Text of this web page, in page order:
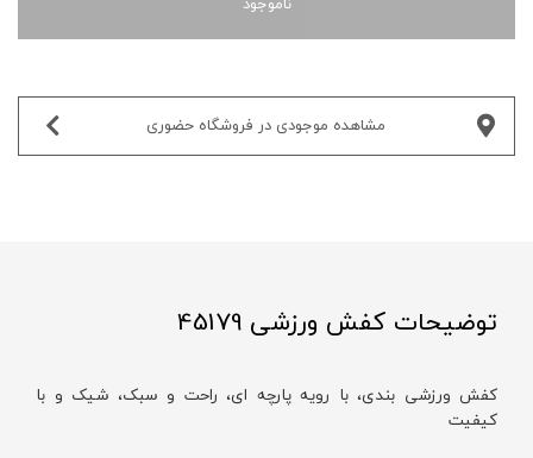
مشاهده موجودی در فروشگاه حضوری‌
توضیحات کفش ورزشی 45179
کفش ورزشی بند‌ی، با رویه پارچه‌ ای، راحت و سبک، شیک و با
کیفیت